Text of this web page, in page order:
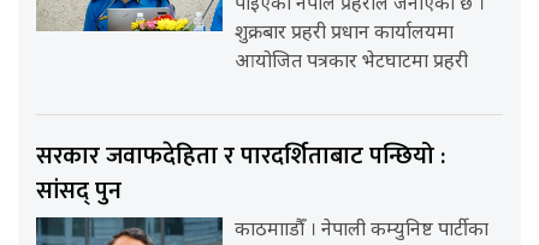
शुक्रबार प्रहरी प्रधान कार्यालयमा
आयोजित पत्रकार भेटघाटमा प्रहरी
सरकार जवाफदेहिता र पारदर्शिताबाट पन्छियो :
सांसद् पुन
काठमााडौँ । नेपाली कम्युनिष्ट पार्टीका